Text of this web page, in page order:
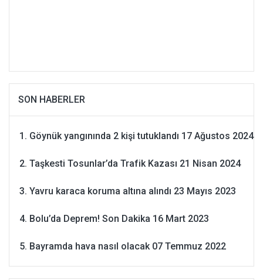
SON HABERLER
Göynük yangınında 2 kişi tutuklandı 17 Ağustos 2024
Taşkesti Tosunlar’da Trafik Kazası 21 Nisan 2024
Yavru karaca koruma altına alındı 23 Mayıs 2023
Bolu’da Deprem! Son Dakika 16 Mart 2023
Bayramda hava nasıl olacak 07 Temmuz 2022